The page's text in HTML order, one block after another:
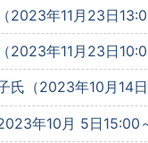
2023年11月23日
2023年11月23日
氏（2023年10月14
年10月 5日15:00